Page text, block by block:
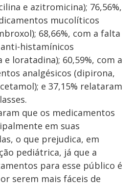
e azitromicina); 76,56%,
mucolíticos
68,66%, com a falta
histamínicos
loratadina); 60,59%, com a
analgésicos (dipirona,
e 37,15% relataram
que os medicamentos
em suas
o que prejudica, em
pediátrica, já que a
para esse público é
serem mais fáceis de